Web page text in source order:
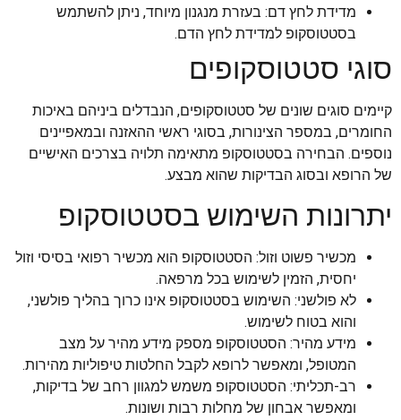
מדידת לחץ דם: בעזרת מנגנון מיוחד, ניתן להשתמש
בסטטוסקופ למדידת לחץ הדם.
סוגי סטטוסקופים
קיימים סוגים שונים של סטטוסקופים, הנבדלים ביניהם באיכות
החומרים, במספר הצינורות, בסוגי ראשי ההאזנה ובמאפיינים
נוספים. הבחירה בסטטוסקופ מתאימה תלויה בצרכים האישיים
של הרופא ובסוג הבדיקות שהוא מבצע.
יתרונות השימוש בסטטוסקופ
מכשיר פשוט וזול: הסטטוסקופ הוא מכשיר רפואי בסיסי וזול
יחסית, הזמין לשימוש בכל מרפאה.
לא פולשני: השימוש בסטטוסקופ אינו כרוך בהליך פולשני,
והוא בטוח לשימוש.
מידע מהיר: הסטטוסקופ מספק מידע מהיר על מצב
המטופל, ומאפשר לרופא לקבל החלטות טיפוליות מהירות.
רב-תכליתי: הסטטוסקופ משמש למגוון רחב של בדיקות,
ומאפשר אבחון של מחלות רבות ושונות.